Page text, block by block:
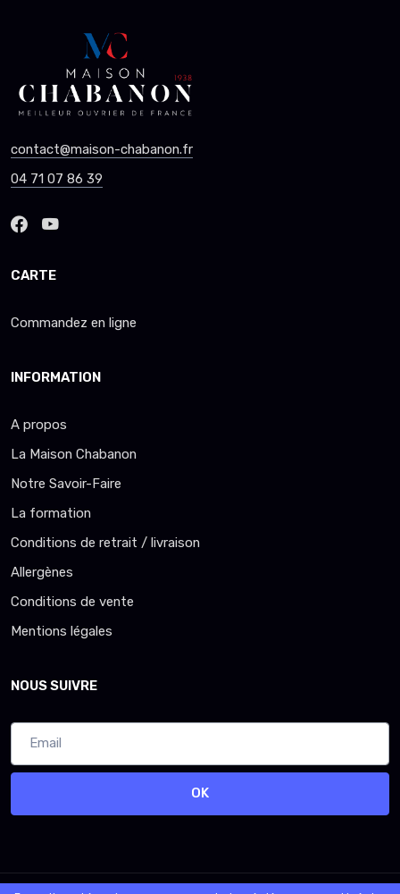
contact@maison-chabanon.fr
04 71 07 86 39
CARTE
Commandez en ligne
INFORMATION
A propos
La Maison Chabanon
Notre Savoir-Faire
La formation
Conditions de retrait / livraison
Allergènes
Conditions de vente
Mentions légales
NOUS SUIVRE
OK